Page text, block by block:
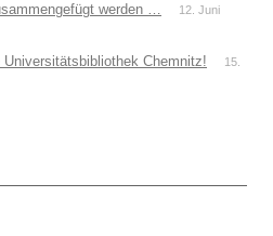
werden …
12. Juni
Chemnitz!
15.